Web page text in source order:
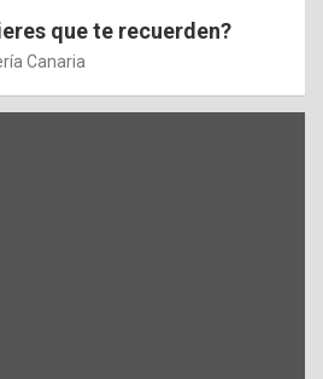
que te recuerden?
Canaria